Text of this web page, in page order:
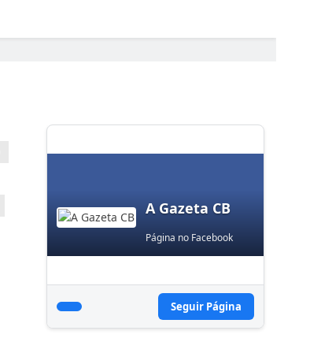
A Gazeta CB
Página no Facebook
Seguir Página